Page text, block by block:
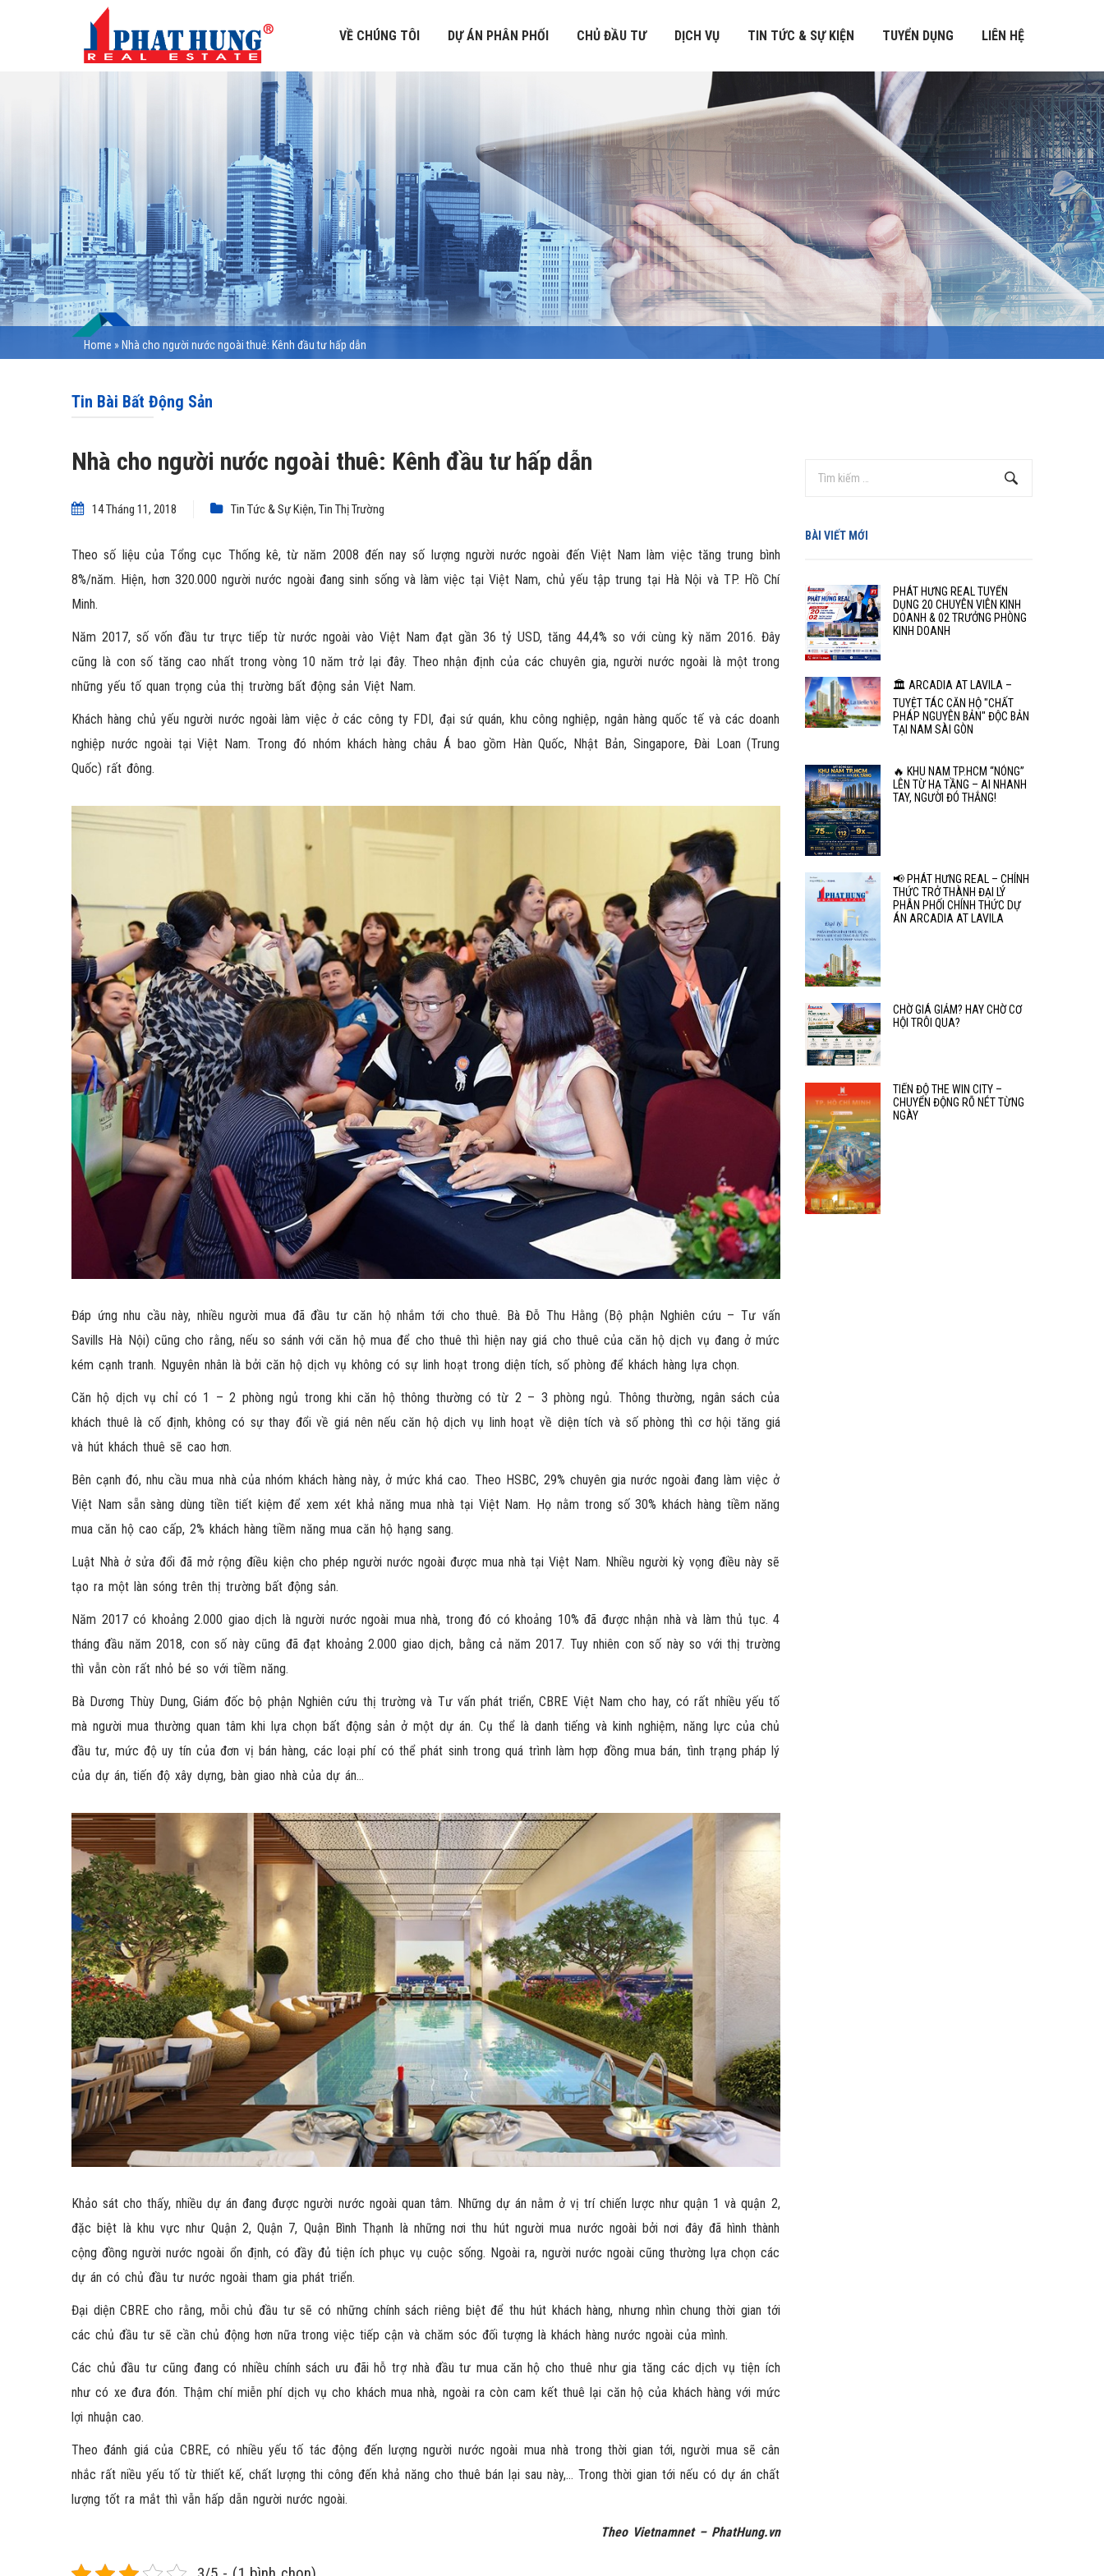
VỀ CHÚNG TÔI DỰ ÁN PHÂN PHỐI CHỦ ĐẦU TƯ DỊCH VỤ TIN TỨC & SỰ KIỆN TUYỂN DỤNG LIÊN HỆ
Home » Nhà cho người nước ngoài thuê: Kênh đầu tư hấp dẫn
Tin Bài Bất Động Sản
Nhà cho người nước ngoài thuê: Kênh đầu tư hấp dẫn
14 Tháng 11, 2018 Tin Tức & Sự Kiện, Tin Thị Trường
Theo số liệu của Tổng cục Thống kê, từ năm 2008 đến nay số lượng người nước ngoài đến Việt Nam làm việc tăng trung bình
8%/năm. Hiện, hơn 320.000 người nước ngoài đang sinh sống và làm việc tại Việt Nam, chủ yếu tập trung tại Hà Nội và TP. Hồ Chí
Minh.
Năm 2017, số vốn đầu tư trực tiếp từ nước ngoài vào Việt Nam đạt gần 36 tỷ USD, tăng 44,4% so với cùng kỳ năm 2016. Đây
cũng là con số tăng cao nhất trong vòng 10 năm trở lại đây. Theo nhận định của các chuyên gia, người nước ngoài là một trong
những yếu tố quan trọng của thị trường bất động sản Việt Nam.
Khách hàng chủ yếu người nước ngoài làm việc ở các công ty FDI, đại sứ quán, khu công nghiệp, ngân hàng quốc tế và các doanh
nghiệp nước ngoài tại Việt Nam. Trong đó nhóm khách hàng châu Á bao gồm Hàn Quốc, Nhật Bản, Singapore, Đài Loan (Trung
Quốc) rất đông.
Đáp ứng nhu cầu này, nhiều người mua đã đầu tư căn hộ nhắm tới cho thuê. Bà Đỗ Thu Hằng (Bộ phận Nghiên cứu – Tư vấn
Savills Hà Nội) cũng cho rằng, nếu so sánh với căn hộ mua để cho thuê thì hiện nay giá cho thuê của căn hộ dịch vụ đang ở mức
kém cạnh tranh. Nguyên nhân là bởi căn hộ dịch vụ không có sự linh hoạt trong diện tích, số phòng để khách hàng lựa chọn.
Căn hộ dịch vụ chỉ có 1 – 2 phòng ngủ trong khi căn hộ thông thường có từ 2 – 3 phòng ngủ. Thông thường, ngân sách của
khách thuê là cố định, không có sự thay đổi về giá nên nếu căn hộ dịch vụ linh hoạt về diện tích và số phòng thì cơ hội tăng giá
và hút khách thuê sẽ cao hơn.
Bên cạnh đó, nhu cầu mua nhà của nhóm khách hàng này, ở mức khá cao. Theo HSBC, 29% chuyên gia nước ngoài đang làm việc ở
Việt Nam sẵn sàng dùng tiền tiết kiệm để xem xét khả năng mua nhà tại Việt Nam. Họ nằm trong số 30% khách hàng tiềm năng
mua căn hộ cao cấp, 2% khách hàng tiềm năng mua căn hộ hạng sang.
Luật Nhà ở sửa đổi đã mở rộng điều kiện cho phép người nước ngoài được mua nhà tại Việt Nam. Nhiều người kỳ vọng điều này sẽ
tạo ra một làn sóng trên thị trường bất động sản.
Năm 2017 có khoảng 2.000 giao dịch là người nước ngoài mua nhà, trong đó có khoảng 10% đã được nhận nhà và làm thủ tục. 4
tháng đầu năm 2018, con số này cũng đã đạt khoảng 2.000 giao dịch, bằng cả năm 2017. Tuy nhiên con số này so với thị trường
thì vẫn còn rất nhỏ bé so với tiềm năng.
Bà Dương Thùy Dung, Giám đốc bộ phận Nghiên cứu thị trường và Tư vấn phát triển, CBRE Việt Nam cho hay, có rất nhiều yếu tố
mà người mua thường quan tâm khi lựa chọn bất động sản ở một dự án. Cụ thể là danh tiếng và kinh nghiệm, năng lực của chủ
đầu tư, mức độ uy tín của đơn vị bán hàng, các loại phí có thể phát sinh trong quá trình làm hợp đồng mua bán, tình trạng pháp lý
của dự án, tiến độ xây dựng, bàn giao nhà của dự án…
Khảo sát cho thấy, nhiều dự án đang được người nước ngoài quan tâm. Những dự án nằm ở vị trí chiến lược như quận 1 và quận 2,
đặc biệt là khu vực như Quận 2, Quận 7, Quận Bình Thạnh là những nơi thu hút người mua nước ngoài bởi nơi đây đã hình thành
cộng đồng người nước ngoài ổn định, có đầy đủ tiện ích phục vụ cuộc sống. Ngoài ra, người nước ngoài cũng thường lựa chọn các
dự án có chủ đầu tư nước ngoài tham gia phát triển.
Đại diện CBRE cho rằng, mỗi chủ đầu tư sẽ có những chính sách riêng biệt để thu hút khách hàng, nhưng nhìn chung thời gian tới
các chủ đầu tư sẽ cần chủ động hơn nữa trong việc tiếp cận và chăm sóc đối tượng là khách hàng nước ngoài của mình.
Các chủ đầu tư cũng đang có nhiều chính sách ưu đãi hỗ trợ nhà đầu tư mua căn hộ cho thuê như gia tăng các dịch vụ tiện ích
như có xe đưa đón. Thậm chí miễn phí dịch vụ cho khách mua nhà, ngoài ra còn cam kết thuê lại căn hộ của khách hàng với mức
lợi nhuận cao.
Theo đánh giá của CBRE, có nhiều yếu tố tác động đến lượng người nước ngoài mua nhà trong thời gian tới, người mua sẽ cân
nhắc rất niều yếu tố từ thiết kế, chất lượng thi công đến khả năng cho thuê bán lại sau này,… Trong thời gian tới nếu có dự án chất
lượng tốt ra mắt thì vẫn hấp dẫn người nước ngoài.
Theo Vietnamnet – PhatHung.vn
BÀI VIẾT MỚI
PHÁT HƯNG REAL TUYỂN
DỤNG 20 CHUYÊN VIÊN KINH
DOANH & 02 TRƯỞNG PHÒNG
KINH DOANH
🏛️ ARCADIA AT LAVILA –
TUYỆT TÁC CĂN HỘ "CHẤT
PHÁP NGUYÊN BẢN" ĐỘC BẢN
TẠI NAM SÀI GÒN
🔥 KHU NAM TP.HCM “NÓNG”
LÊN TỪ HẠ TẦNG – AI NHANH
TAY, NGƯỜI ĐÓ THẮNG!
📢 PHÁT HƯNG REAL – CHÍNH
THỨC TRỞ THÀNH ĐẠI LÝ
PHÂN PHỐI CHÍNH THỨC DỰ
ÁN ARCADIA AT LAVILA
CHỜ GIÁ GIẢM? HAY CHỜ CƠ
HỘI TRÔI QUA?
TIẾN ĐỘ THE WIN CITY –
CHUYỂN ĐỘNG RÕ NÉT TỪNG
NGÀY